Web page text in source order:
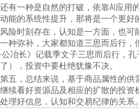
还有一种是自然的打破，依靠AI应用
动能的系统性提升，那将是一个更好
风险时刻存在，认知是一方面，也
一种弥补，大家都知道三思而后行
·公冶长》记载季文子三思而后行，
了），投资中要杜绝犹豫不决。
第五，总结来说，基于商品属性的供
继续看好资源品及相应的扩散的投
处理好信息，认知和交易纪律的关系。